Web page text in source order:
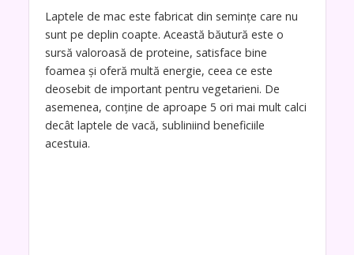
Laptele de mac este fabricat din semințe care nu
sunt pe deplin coapte. Această băutură este o
sursă valoroasă de proteine, satisface bine
foamea și oferă multă energie, ceea ce este
deosebit de important pentru vegetarieni. De
asemenea, conține de aproape 5 ori mai mult calci
decât laptele de vacă, subliniind beneficiile
acestuia.